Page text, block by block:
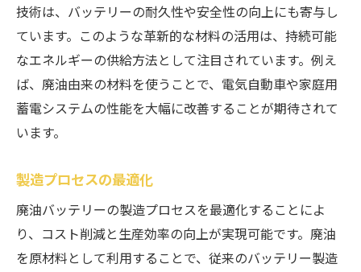
技術は、バッテリーの耐久性や安全性の向上にも寄与し
ています。このような革新的な材料の活用は、持続可能
なエネルギーの供給方法として注目されています。例え
ば、廃油由来の材料を使うことで、電気自動車や家庭用
蓄電システムの性能を大幅に改善することが期待されて
います。
製造プロセスの最適化
廃油バッテリーの製造プロセスを最適化することによ
り、コスト削減と生産効率の向上が実現可能です。廃油
を原材料として利用することで、従来のバッテリー製造